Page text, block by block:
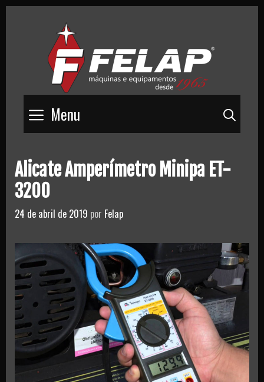
Menu
Alicate Amperímetro Minipa ET-
3200
24 de abril de 2019 por Felap